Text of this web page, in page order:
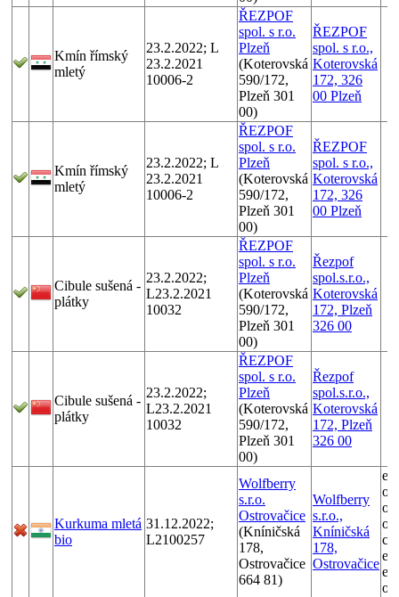
Kmín římský
mletý
23.2.2022; L
23.2.2021
10006-2
ŘEZPOF
spol. s r.o.
Plzeň
(Koterovská
590/172,
Plzeň 301
00)
ŘEZPOF
spol. s r.o.,
Koterovská
172, 326
00 Plzeň
Kmín římský
mletý
23.2.2022; L
23.2.2021
10006-2
ŘEZPOF
spol. s r.o.
Plzeň
(Koterovská
590/172,
Plzeň 301
00)
ŘEZPOF
spol. s r.o.,
Koterovská
172, 326
00 Plzeň
Cibule sušená -
plátky
23.2.2022;
L23.2.2021
10032
ŘEZPOF
spol. s r.o.
Plzeň
(Koterovská
590/172,
Plzeň 301
00)
Řezpof
spol.s.r.o.,
Koterovská
172, Plzeň
326 00
Cibule sušená -
plátky
23.2.2022;
L23.2.2021
10032
ŘEZPOF
spol. s r.o.
Plzeň
(Koterovská
590/172,
Plzeň 301
00)
Řezpof
spol.s.r.o.,
Koterovská
172, Plzeň
326 00
Kurkuma mletá
bio
31.12.2022;
L2100257
Wolfberry
s.r.o.
Ostrovačice
(Kníničská
178,
Ostrovačice
664 81)
Wolfberry
s.r.o.,
Kníničská
178,
Ostrovačice
of